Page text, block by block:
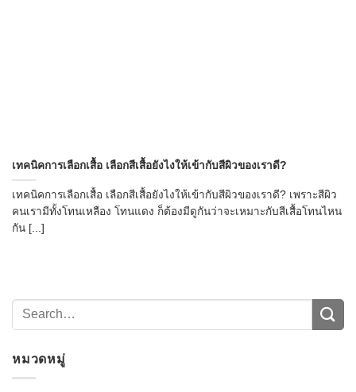
เทคนิคการเลือกเสื้อ เลือกสีเสื้อยังไงให้เข้ากับสีผิวของเราดี?
เทคนิคการเลือกเสื้อ เลือกสีเสื้อยังไงให้เข้ากับสีผิวของเราดี? เพราะสีผิว
คนเรามีทั้งโทนเหลือง โทนแดง ก็ต้องมีดูกันว่าจะเหมาะกับสีเสื้อโทนไหน
กัน [...]
หมวดหมู่ CONTACT US